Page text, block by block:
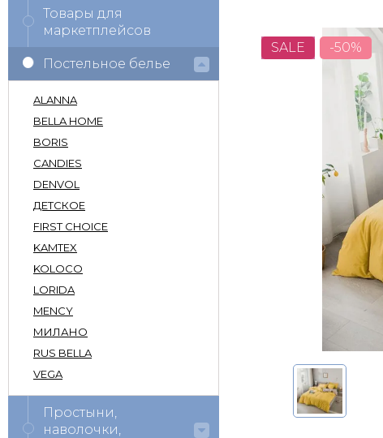
SALE -50%
Товары для
маркетплейсов
Постельное белье
ALANNA
BELLA HOME
BORIS
CANDIES
DENVOL
ДЕТСКОЕ
FIRST CHOICE
KAMTEX
KOLOCO
LORIDA
MENCY
МИЛАНО
RUS BELLA
VEGA
Простыни,
наволочки,